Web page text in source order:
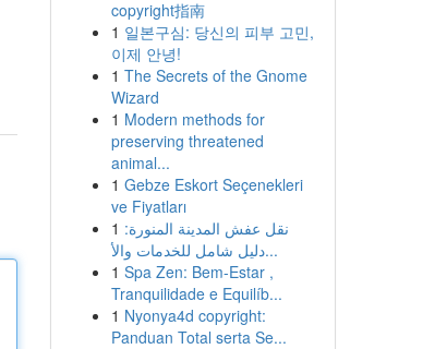
copyright指南
1 일본구심: 당신의 피부 고민,
이제 안녕!
1 The Secrets of the Gnome
Wizard
1 Modern methods for
preserving threatened
animal...
1 Gebze Eskort Seçenekleri
ve Fiyatları
1 نقل عفش المدينة المنورة:
دليل شامل للخدمات والأ...
1 Spa Zen: Bem-Estar ,
Tranquilidade e Equilíb...
1 Nyonya4d copyright:
Panduan Total serta Se...